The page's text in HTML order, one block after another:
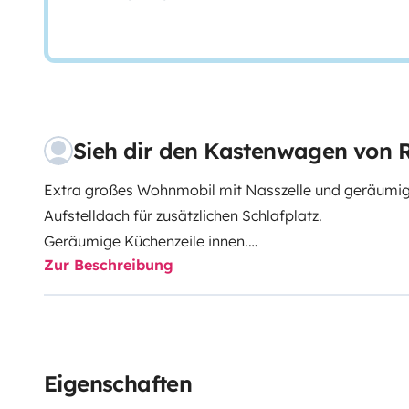
Sieh dir den Kastenwagen von
Extra großes Wohnmobil mit Nasszelle und
Aufstelldach für zusätzlichen Schlafplatz.
Geräumige Küchenzeile innen.
Extra große Nasszelle mit Warmwasserdusche und
Luftheizung. 4 Sitzplätze und 4 Schlafplätze.
Der Mieter muss eine eigene Haftpflicht-, Kollisions-
Zur Beschreibung
Eigenschaften